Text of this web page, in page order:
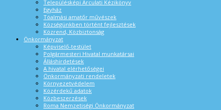
Településképi Arculati Kézikönyv
Egyház
Tóalmási amatőr művészek
Községünkben történt fejlesztések
Közrend, Közbiztonság
Önkormányzat
Képviselő-testület
Polgármesteri Hivatal munkatársai
Álláshirdetések
A hivatal elérhetőségei
Önkormányzati rendeletek
Környezetvédelem
Közérdekű adatok
Közbeszerzések
Roma Nemzetiségi Önkormányzat